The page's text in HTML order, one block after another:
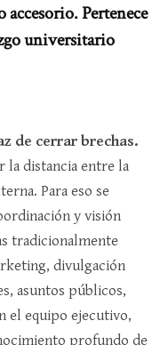
Pertenece
universitario
de cerrar brechas.
la distancia entre la
Para eso se
y visión
tradicionalmente
divulgación
asuntos públicos,
el equipo ejecutivo,
profundo de